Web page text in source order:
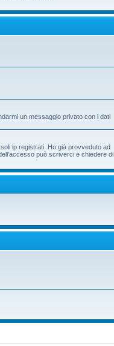
un messaggio privato con i dati
ip registrati. Ho già provveduto ad
può scriverci e chiedere di